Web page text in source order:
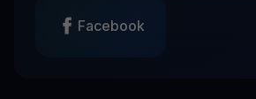
Facebook